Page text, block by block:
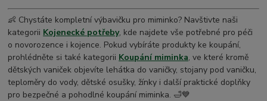
👶 Chystáte kompletní výbavičku pro miminko? Navštivte naši
kategorii Kojenecké potřeby, kde najdete vše potřebné pro péči
o novorozence i kojence. Pokud vybíráte produkty ke koupání,
prohlédněte si také kategorii Koupání miminka, ve které kromě
dětských vaniček objevíte lehátka do vaničky, stojany pod vaničku,
teploměry do vody, dětské osušky, žínky i další praktické doplňky
pro bezpečné a pohodlné koupání miminka. 🛁💙